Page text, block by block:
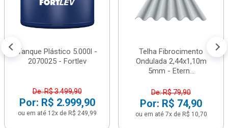
Tanque Plástico 5.000l -
2070025 - Fortlev
De: R$ 3.499,90
Por: R$ 2.999,90
ou em até 12x de R$ 249,99
Telha Fibrocimento
Ondulada 2,44x1,10m
5mm - Etern...
De: R$ 79,90
Por: R$ 74,90
ou em até 7x de R$ 10,70